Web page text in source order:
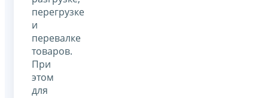
перегрузке
и
перевалке
товаров.
При
этом
для